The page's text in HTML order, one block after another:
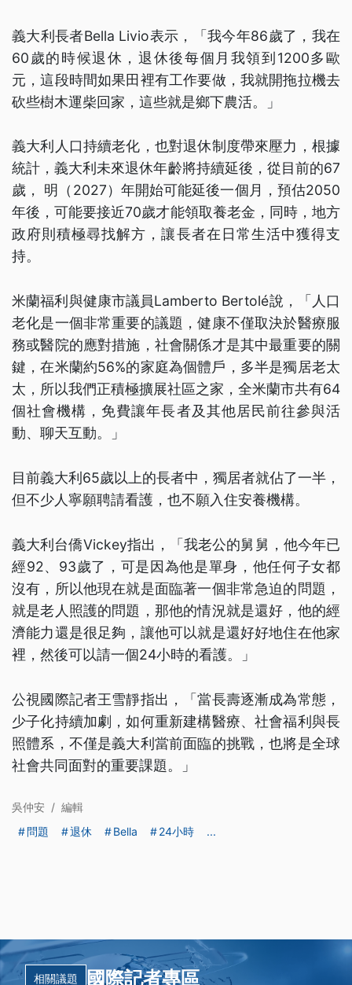
義大利長者Bella Livio表示，「我今年86歲了，我在
60歲的時候退休，退休後每個月我領到1200多歐
元，這段時間如果田裡有工作要做，我就開拖拉機去
砍些樹木運柴回家，這些就是鄉下農活。」
義大利人口持續老化，也對退休制度帶來壓力，根據
統計，義大利未來退休年齡將持續延後，從目前的67
歲， 明（2027）年開始可能延後一個月，預估2050
年後，可能要接近70歲才能領取養老金，同時，地方
政府則積極尋找解方，讓長者在日常生活中獲得支
持。
米蘭福利與健康市議員Lamberto Bertolé說，「人口
老化是一個非常重要的議題，健康不僅取決於醫療服
務或醫院的應對措施，社會關係才是其中最重要的關
鍵，在米蘭約56%的家庭為個體戶，多半是獨居老太
太，所以我們正積極擴展社區之家，全米蘭市共有64
個社會機構，免費讓年長者及其他居民前往參與活
動、聊天互動。」
目前義大利65歲以上的長者中，獨居者就佔了一半，
但不少人寧願聘請看護，也不願入住安養機構。
義大利台僑Vickey指出，「我老公的舅舅，他今年已
經92、93歲了，可是因為他是單身，他任何子女都
沒有，所以他現在就是面臨著一個非常急迫的問題，
就是老人照護的問題，那他的情況就是還好，他的經
濟能力還是很足夠，讓他可以就是還好好地住在他家
裡，然後可以請一個24小時的看護。」
公視國際記者王雪靜指出，「當長壽逐漸成為常態，
少子化持續加劇，如何重新建構醫療、社會福利與長
照體系，不僅是義大利當前面臨的挑戰，也將是全球
社會共同面對的重要課題。」
吳仲安 / 編輯
問題
退休 Bella 24小時 ...
相關議題 國際記者專區